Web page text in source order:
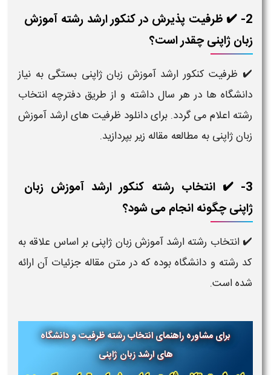
2- ✔️ ظرفیت پذیرش در کنکور ارشد رشته آموزش
زبان ژاپنی چقدر است؟
✔️ ظرفیت کنکور ارشد آموزش زبان ژاپنی بستگی به نیاز
دانشگاه ها در هر سال داشته و از طریق دفترچه انتخاب
رشته اعلام می گردد. برای دانلود ظرفیت های ارشد آموزش
زبان ژاپنی به مطالعه مقاله زیر بپردازید.
3- ✔️ انتخاب رشته کنکور ارشد آموزش زبان
ژاپنی چگونه انجام می شود؟
✔️ انتخاب رشته ارشد آموزش زبان ژاپنی بر اساس علاقه به
کد رشته و دانشگاه بوده که در متن مقاله جزئیات آن ارائه
شده است.
برای مشاوره راهنمای انتخاب رشته ظرفیت و دانشگاه
های ارشد زبان ژاپنی